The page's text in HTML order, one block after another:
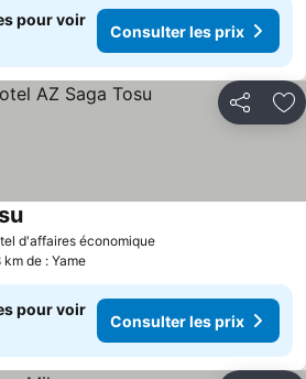
pour voir
Consulter les prix
Partager
d'affaires économiqueConsulter les prix
Consulter les prix
km de : Yame
pour voir
Consulter les prix